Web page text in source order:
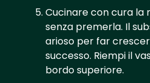
Cucinare con cura la
senza premerla. Il
arioso per far
successo. Riempi il
bordo superiore.